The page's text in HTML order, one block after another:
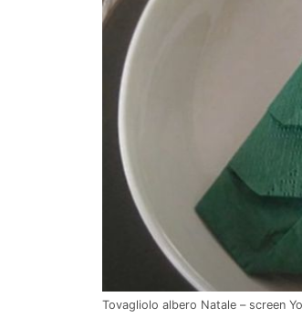
Tovagliolo albero Natale – screen